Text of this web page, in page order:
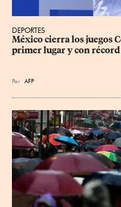
DEPORTES
México cierra los juegos
primer lugar y con récord
Por AFP